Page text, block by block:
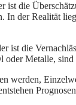
ist die
In der Realität
ist die
oder Metalle,
werden,